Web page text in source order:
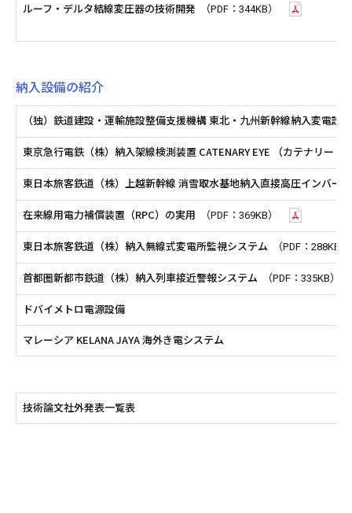
ルーフ・デルタ結線変圧器の技術開発 （PDF：344KB）
納入設備の紹介
（独）鉄道建設・運輸施設整備支援機構 東北・九州新幹線納入変電設
東京急行電鉄（株）納入架線検測装置 CATENARY EYE （カテナリー ア
東日本旅客鉄道（株）上越新幹線 消雪取水基地納入直接高圧インバータ
在来線用電力補償装置（RPC）の実用 （PDF：369KB）
東日本旅客鉄道（株）納入無線式変電所監視システム （PDF：288KB）
首都圏新都市鉄道（株）納入列車接近警報システム （PDF：335KB）
ドバイメトロ電源設備
マレーシア KELANA JAYA 海外き電システム
技術論文社外発表一覧表